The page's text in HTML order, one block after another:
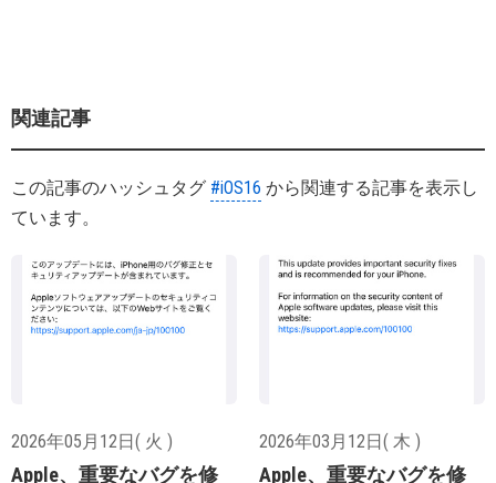
関連記事
この記事のハッシュタグ #iOS16 から関連する記事を表示し
ています。
2026年05月12日( 火 )
Apple、重要なバグを修
2026年03月12日( 木 )
Apple、重要なバグを修